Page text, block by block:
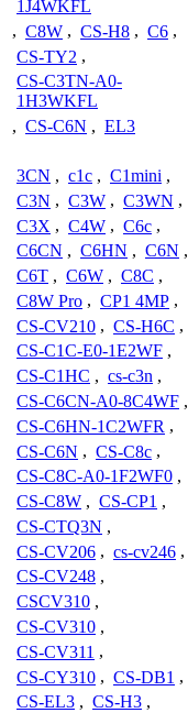
1J4WKFL
, C8W , CS-H8 , C6 ,
CS-TY2 ,
CS-C3TN-A0-
1H3WKFL
, CS-C6N , EL3
3CN , c1c , C1mini ,
C3N , C3W , C3WN ,
C3X , C4W , C6c ,
C6CN , C6HN , C6N ,
C6T , C6W , C8C ,
C8W Pro , CP1 4MP ,
CS-CV210 , CS-H6C ,
CS-C1C-E0-1E2WF ,
CS-C1HC , cs-c3n ,
CS-C6CN-A0-8C4WF ,
CS-C6HN-1C2WFR ,
CS-C6N , CS-C8c ,
CS-C8C-A0-1F2WF0 ,
CS-C8W , CS-CP1 ,
CS-CTQ3N ,
CS-CV206 , cs-cv246 ,
CS-CV248 ,
CSCV310 ,
CS-CV310 ,
CS-CV311 ,
CS-CY310 , CS-DB1 ,
CS-EL3 , CS-H3 ,